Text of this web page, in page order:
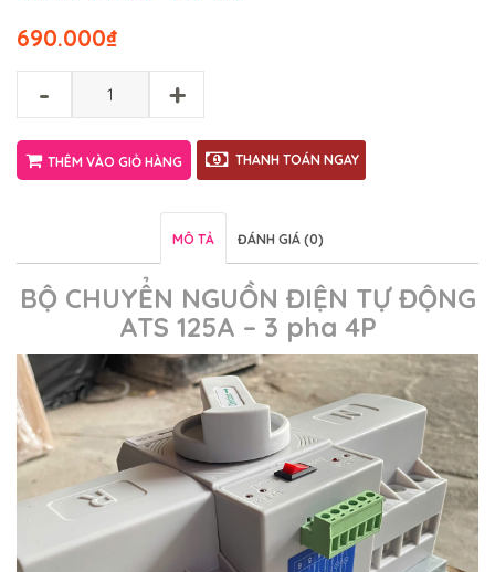
₫
690.000
- +
THÊM VÀO GIỎ HÀNG THANH TOÁN NGAY
MÔ TẢ ĐÁNH GIÁ (0)
BỘ CHUYỂN NGUỒN ĐIỆN TỰ ĐỘNG
ATS 125A – 3 pha 4P